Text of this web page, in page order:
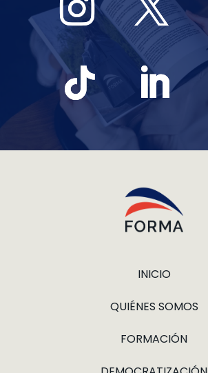
INICIO
QUIÉNES SOMOS
FORMACIÓN